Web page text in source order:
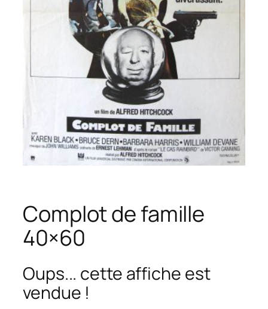
Complot de famille
40×60
Oups... cette affiche est
vendue !